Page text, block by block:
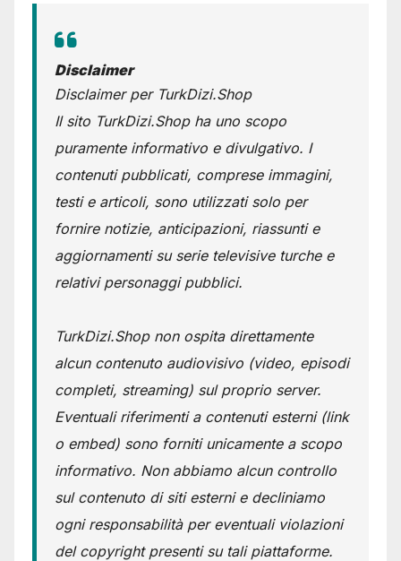
Disclaimer
Disclaimer per TurkDizi.Shop
Il sito TurkDizi.Shop ha uno scopo
puramente informativo e divulgativo. I
contenuti pubblicati, comprese immagini,
testi e articoli, sono utilizzati solo per
fornire notizie, anticipazioni, riassunti e
aggiornamenti su serie televisive turche e
relativi personaggi pubblici.
TurkDizi.Shop non ospita direttamente
alcun contenuto audiovisivo (video, episodi
completi, streaming) sul proprio server.
Eventuali riferimenti a contenuti esterni (link
o embed) sono forniti unicamente a scopo
informativo. Non abbiamo alcun controllo
sul contenuto di siti esterni e decliniamo
ogni responsabilità per eventuali violazioni
del copyright presenti su tali piattaforme.